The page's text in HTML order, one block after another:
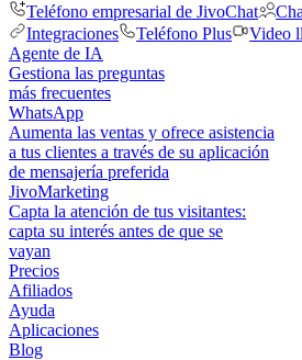
Teléfono empresarial de JivoChat
Integraciones
Teléfono Plus Video
Agente de IA
Gestiona las preguntas
más frecuentes
WhatsApp
Aumenta las ventas y ofrece asistencia
a tus clientes a través de su aplicación
de mensajería preferida
JivoMarketing
Capta la atención de tus visitantes:
capta su interés antes de que se
vayan
Precios
Afiliados
Ayuda
Aplicaciones
Blog